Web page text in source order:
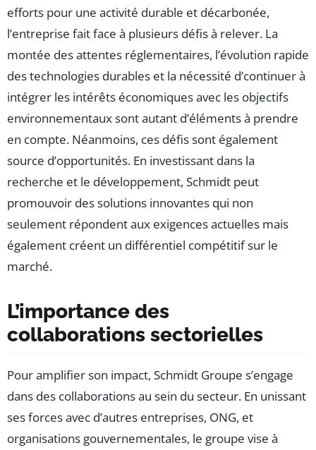
efforts pour une activité durable et décarbonée,
l’entreprise fait face à plusieurs défis à relever. La
montée des attentes réglementaires, l’évolution rapide
des technologies durables et la nécessité d’continuer à
intégrer les intérêts économiques avec les objectifs
environnementaux sont autant d’éléments à prendre
en compte. Néanmoins, ces défis sont également
source d’opportunités. En investissant dans la
recherche et le développement, Schmidt peut
promouvoir des solutions innovantes qui non
seulement répondent aux exigences actuelles mais
également créent un différentiel compétitif sur le
marché.
L’importance des
collaborations sectorielles
Pour amplifier son impact, Schmidt Groupe s’engage
dans des collaborations au sein du secteur. En unissant
ses forces avec d’autres entreprises, ONG, et
organisations gouvernementales, le groupe vise à